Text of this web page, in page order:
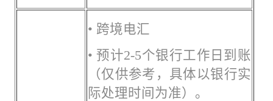
• 跨境电汇
• 预计2-5个银行工作日到账
（仅供参考，具体以银行实
际处理时间为准）。